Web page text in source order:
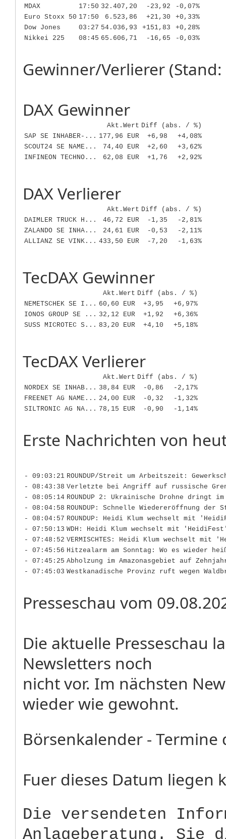
MDAX
17:50 32.407,20 -23,92
-0,07%
Euro Stoxx 50 17:50 6.523,86 +21,30
+0,33%
Dow Jones
03:27 54.036,93 +151,83
+0,28%
Nikkei 225
08:45 65.606,71 -16,65 -0,03%
Gewinner/Verlierer (Stand:
DAX Gewinner
Akt.Wert Diff (abs. / %)
SAP SE INHABER-... 177,96 EUR +6,98
+4,08%
SCOUT24 SE NAME...
74,40 EUR +2,60
+3,62%
INFINEON TECHNO...
62,08 EUR +1,76 +2,92%
DAX Verlierer
Akt.Wert Diff (abs. / %)
DAIMLER TRUCK H...
46,72 EUR -1,35
-2,81%
ZALANDO SE INHA...
24,61 EUR -0,53
-2,11%
ALLIANZ SE VINK... 433,50 EUR -7,20 -1,63%
TecDAX Gewinner
Akt.Wert Diff (abs. / %)
NEMETSCHEK SE I... 60,60 EUR +3,95
+6,97%
IONOS GROUP SE ... 32,12 EUR +1,92
+6,36%
SUSS MICROTEC S... 83,20 EUR +4,10 +5,18%
TecDAX Verlierer
Akt.Wert Diff (abs. / %)
NORDEX SE INHAB... 38,84 EUR -0,86
-2,17%
FREENET AG NAME... 24,00 EUR -0,32
-1,32%
SILTRONIC AG NA... 78,15 EUR -0,90 -1,14%
Erste Nachrichten von
- 09:03:21 ROUNDUP/Streit um Arbeitszeit:
- 08:43:38 Verletzte bei Angriff auf russische
- 08:05:14 ROUNDUP 2: Ukrainische Drohne dringt
- 08:04:58 ROUNDUP: Schnelle Wiedereröffnung der
- 08:04:57 ROUNDUP: Heidi Klum wechselt mit
- 07:50:13 WDH: Heidi Klum wechselt mit
- 07:48:52 VERMISCHTES: Heidi Klum wechselt mit
- 07:45:56 Hitzealarm am Sonntag: Wo es wieder
- 07:45:25 Abholzung im Amazonasgebiet auf
- 07:45:03 Westkanadische Provinz ruft wegen
Presseschau vom
Die aktuelle Presseschau
Newsletters noch
nicht vor. Im nächsten
wieder wie gewohnt.
Börsenkalender - Termine
Fuer dieses Datum liegen
Die versendeten
Anlageberatung. Sie